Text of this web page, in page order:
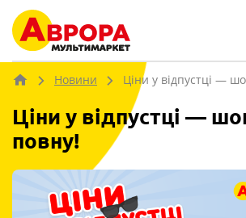
Новини Ціни у відпустці —
Ціни у відпустці —
повну!